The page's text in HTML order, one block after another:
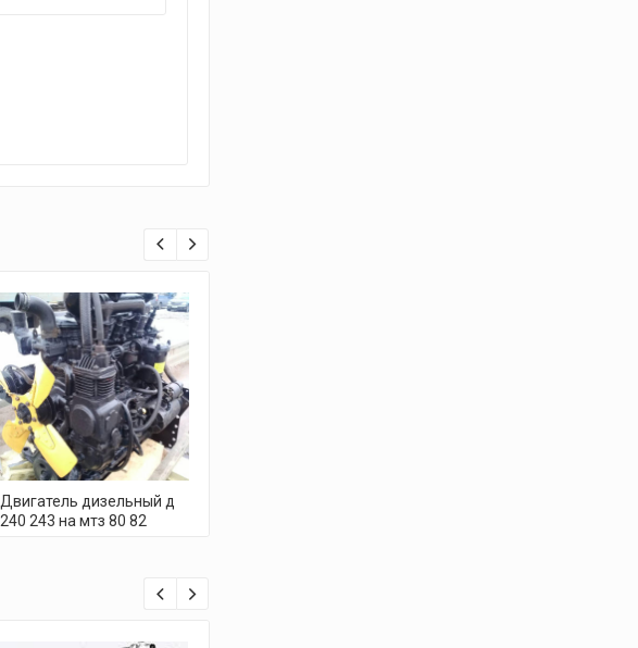
Двигатель дизельный д
240 243 на мтз 80 82